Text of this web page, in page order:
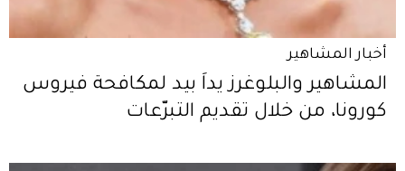
أخبار المشاهير
المشاهير والبلوغرز يداً بيد لمكافحة فيروس
كورونا، من خلال تقديم التبرّعات